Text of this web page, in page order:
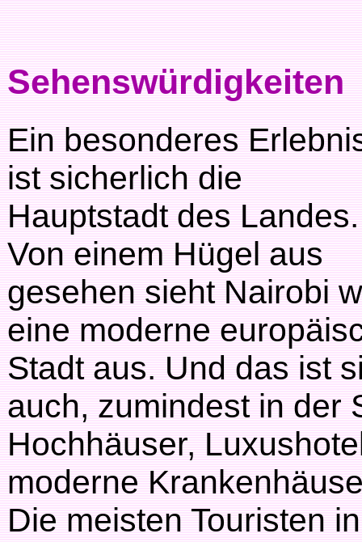
Sehenswürdigkeiten
Ein besonderes
ist sicherlich die
Hauptstadt des Landes.
Von einem Hügel aus
gesehen sieht Nairobi
eine moderne
Stadt aus. Und das ist
auch, zumindest in der
Hochhäuser,
moderne
Die meisten Touristen